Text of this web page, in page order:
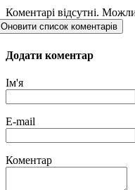
Коментарі відсутні.
Оновити список коментарів
Додати коментар
Ім'я
E-mail
Коментар